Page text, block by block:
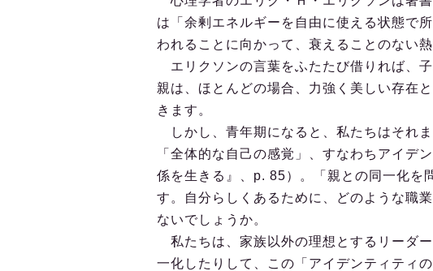
は「余剰エネルギーを自由に使える状態で
われることに向かって、衰えることのない
エリクソンの言葉をふたたび借りれば、
親は、ほとんどの場合、力強く美しい存在
きます。
しかし、青年期になると、私たちはそれ
「全体的な自己の感覚」、すなわちアイデ
係を生きる』、p. 85）。「親との同一化を
す。自分らしくあるために、どのような職
ないでしょうか。
私たちは、家族以外の理想とするリーダ
一化したりして、この「アイデンティティ